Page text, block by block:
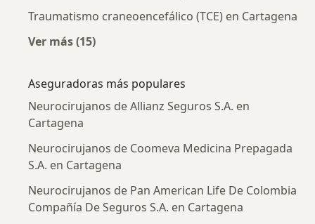
Traumatismo craneoencefálico (TCE) en Cartagena
Ver más (15)
Aseguradoras más populares
Neurocirujanos de Allianz Seguros S.A. en
Cartagena
Neurocirujanos de Coomeva Medicina Prepagada
S.A. en Cartagena
Neurocirujanos de Pan American Life De Colombia
Compañía De Seguros S.A. en Cartagena